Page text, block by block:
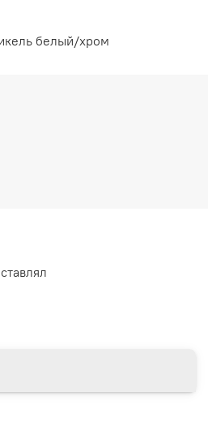
белый/хром